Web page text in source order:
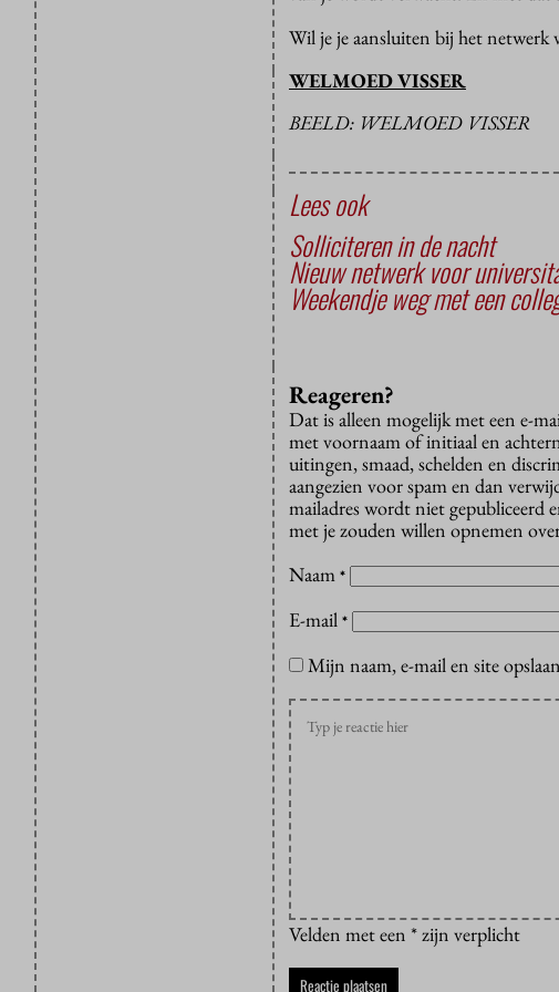
Wil je je aansluiten bij het netwerk
WELMOED VISSER
BEELD: WELMOED VISSER
Lees ook
Solliciteren in de nacht
Nieuw netwerk voor
Weekendje weg met een
Reageren?
Dat is alleen mogelijk met een e-
met voornaam of initiaal en
uitingen, smaad, schelden en
aangezien voor spam en dan
mailadres wordt niet gepubliceerd
met je zouden willen opnemen
Naam *
E-mail *
Mijn naam, e-mail en site
Velden met een * zijn verplicht